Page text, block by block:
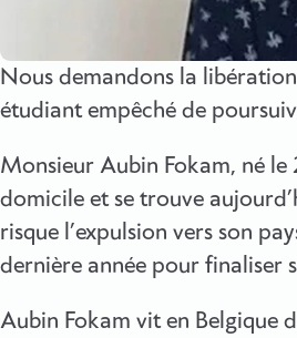
Nous demandons la
étudiant empêché de
Monsieur Aubin Fokam, né
domicile et se trouve
risque l’expulsion vers son
dernière année pour finaliser
Aubin Fokam vit en Belgique